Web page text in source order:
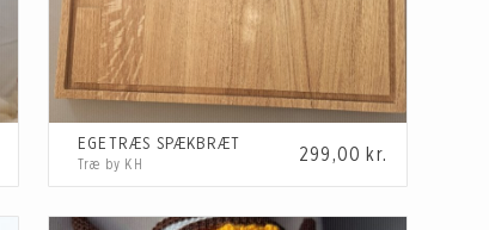
EGETRÆS SPÆKBRÆT
299,00 kr.
Træ by KH